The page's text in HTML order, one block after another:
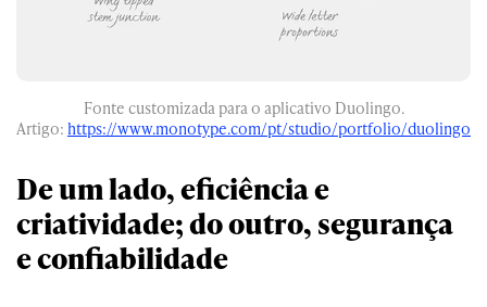
Fonte customizada para o aplicativo Duolingo.
Artigo: https://www.monotype.com/pt/studio/portfolio/duolingo
De um lado, eficiência e
criatividade; do outro, segurança
e confiabilidade